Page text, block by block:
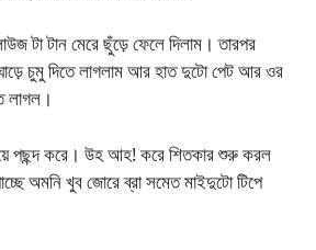
টা টান মেরে ছুঁড়ে ফেলে দিলাম। তারপর
ঘাড়ে চুমু দিতে লাগলাম আর হাত দুটো পেট আর ওর
লাগল।
পছন্দ করে। উহ আহ! করে শিতকার শুরু করল
অমনি খুব জোরে ব্রা সমেত মাইদুটো টিপে